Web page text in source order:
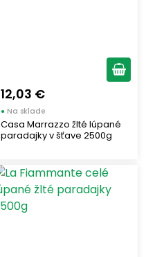
12,03 €
● Na sklade
Casa Marrazzo žlté lúpané
paradajky v šťave 2500g